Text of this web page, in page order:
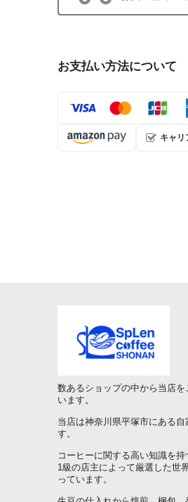
お支払い方法について
キャリ
数あるショップの中から当店
います。
当店は神奈川県平塚市にある
す。
コーヒーに関する高い知識を
1級の店主によって厳選した世
っています。